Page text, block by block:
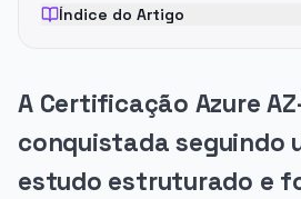
Índice do Artigo
A Certificação Azure
conquistada seguindo
estudo estruturado e